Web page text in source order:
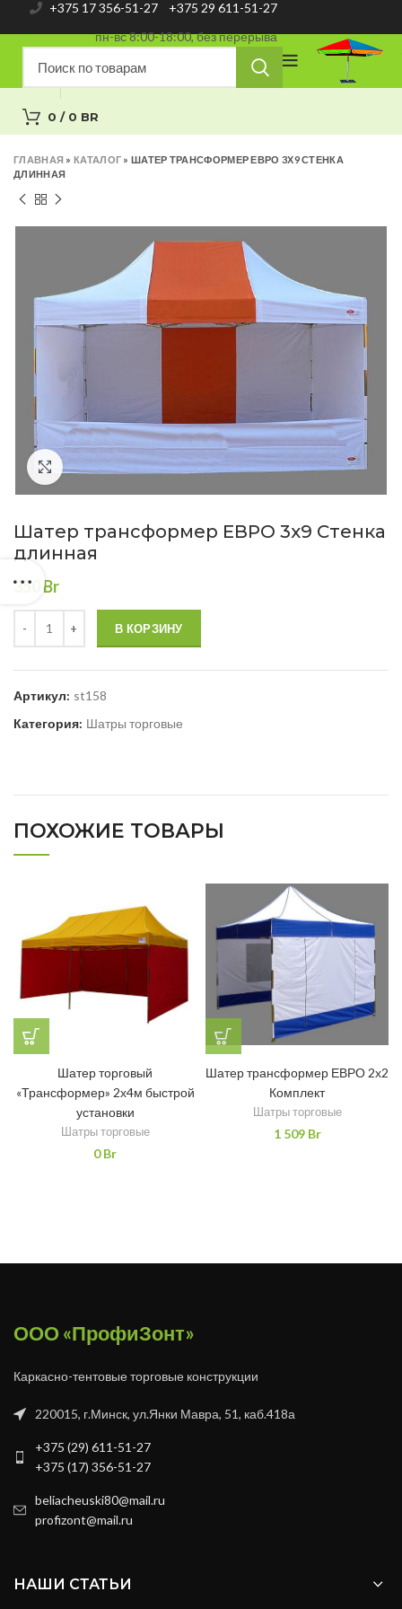
+375 17 356-51-27
+375 29 611-51-27
пн-вс 8:00-18:00, без перерыва
0 / 0 BR
ГЛАВНАЯ »КАТАЛОГ »ШАТЕР ТРАНСФОРМЕР ЕВРО 3Х9 СТЕНКА
ДЛИННАЯ
Нажмите, чтобы увеличить
Шатер трансформер ЕВРО 3х9 Стенка
длинная
350 Br
В КОРЗИНУ
Артикул: st158
Категория: Шатры торговые
ПОХОЖИЕ ТОВАРЫ
Шатер торговый
«Трансформер» 2х4м быстрой
установки
Шатры торговые
0Br
Шатер трансформер ЕВРО 2х2
Комплект
Шатры торговые
1 509 Br
ООО «ПрофиЗонт»
Каркасно-тентовые торговые конструкции
220015, г.Минск, ул.Янки Мавра, 51, каб.418а
+375 (29) 611-51-27
+375 (17) 356-51-27
beliacheuski80@mail.ru
profizont@mail.ru
НАШИ СТАТЬИ